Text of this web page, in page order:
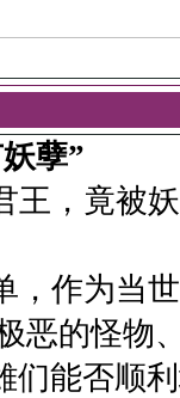
孽”
，竟被
作为当
恶的怪物
们能否顺